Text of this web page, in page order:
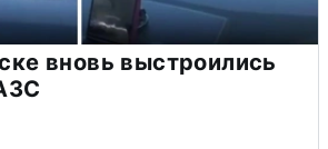
вновь выстроились